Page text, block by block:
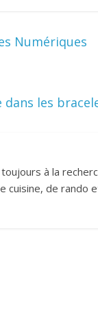
Numériques
les
à la
cuisine, de rando